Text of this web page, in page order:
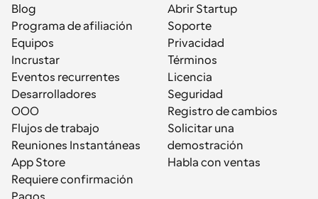
Blog
Programa de afiliación
Equipos
Incrustar
Eventos recurrentes
Desarrolladores
OOO
Flujos de trabajo
Reuniones Instantáneas
App Store
Requiere confirmación
Abrir Startup
Soporte
Privacidad
Términos
Licencia
Seguridad
Registro de cambios
Solicitar una
demostración
Habla con ventas